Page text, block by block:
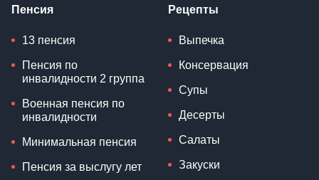
Пенсия
13 пенсия
Пенсия по
инвалидности 2 группа
Военная пенсия по
инвалидности
Минимальная пенсия
Пенсия за выслугу лет
Рецепты
Выпечка
Консервация
Супы
Десерты
Салаты
Закуски